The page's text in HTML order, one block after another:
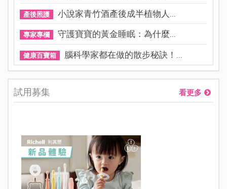
產後照護 小說家青竹酒產後成半植物人...
專家專欄 守護寶寶的黃金睡眠：為什麼...
健康百寶箱 腦科學家都在做的散步秘訣！...
試用募集 看更多